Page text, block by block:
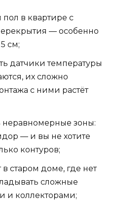
в квартире с
— особенно
см;
датчики температуры
их сложно
с ними растёт
зоны:
— и вы не хотите
контуров;
старом доме, где нет
сложные
и коллекторами;